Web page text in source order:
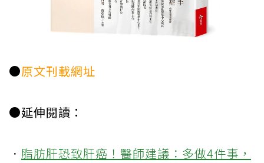
●原文刊載網址
●延伸閱讀：
． 脂肪肝恐致肝癌！醫師建議：多做4件事，